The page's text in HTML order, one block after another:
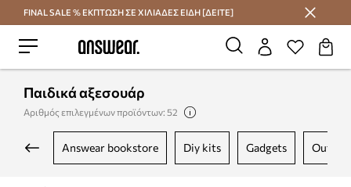
Εξοικονομήστε με το Answear Club
FINAL SALE % ΕΚΠΤΩΣΗ ΣΕ ΧΙΛΙΑΔΕΣ ΕΙΔΗ [ΔΕΙΤΕ]
Παιδικά αξεσουάρ
Αριθμός επιλεγμένων προϊόντων: 52
answear bookstore diy kits gadgets